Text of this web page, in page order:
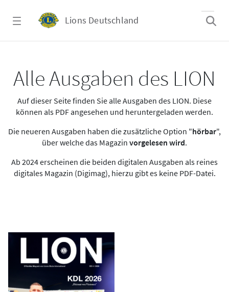
Lions Deutschland
Alle Ausgaben des LION
Auf dieser Seite finden Sie alle Ausgaben des LION. Diese
können als PDF angesehen und heruntergeladen werden.
Die neueren Ausgaben haben die zusätzliche Option "hörbar",
über welche das Magazin vorgelesen wird.
Ab 2024 erscheinen die beiden digitalen Ausgaben als reines
digitales Magazin (Digimag), hierzu gibt es keine PDF-Datei.